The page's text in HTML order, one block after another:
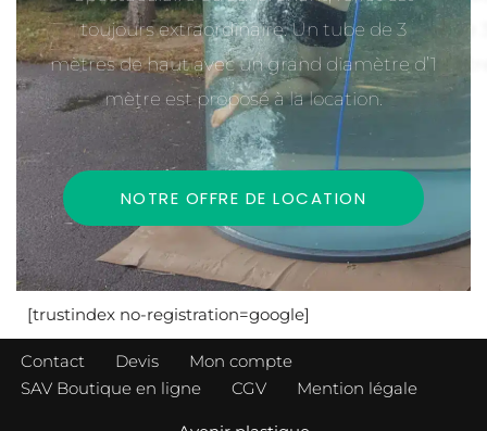
toujours extraordinaire. Un tube de 3
mètres de haut avec un grand diamètre d’1
mètre est proposé à la location.
NOTRE OFFRE DE LOCATION
[trustindex no-registration=google]
Contact Devis
Mon compte
SAV Boutique en ligne
CGV Mention légale